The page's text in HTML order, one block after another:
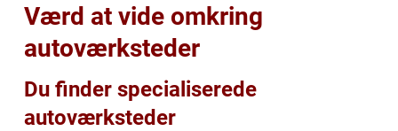
Værd at vide omkring
autoværksteder
Du finder specialiserede
autoværksteder